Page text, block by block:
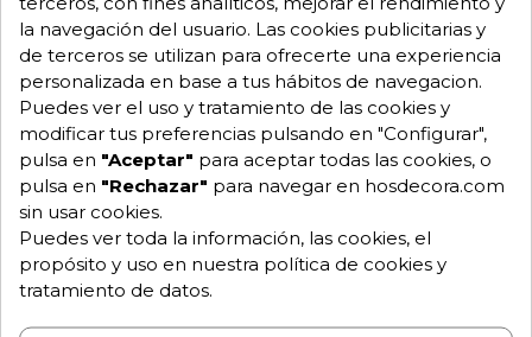
Mesa redonda plegable para
eventos Beethoven
De catering en restaurantes con estructura plegable.
Mes con estructura de acero pintado.
Sobre de polietileno de alta densidad, en color gris
claro.
Grosor del sobre: 50 mm.
la navegación del usuario. Las cookies publicitarias y
de terceros se utilizan para ofrecerte una experiencia
personalizada en base a tus hábitos de navegacion.
Puedes ver el uso y tratamiento de las cookies y
modificar tus preferencias pulsando en "Configurar",
pulsa en "Aceptar" para aceptar todas las cookies, o
pulsa en "Rechazar" para navegar en hosdecora.com
sin usar cookies.
Puedes ver toda la información, las cookies, el
propósito y uso en nuestra política de cookies y
tratamiento de datos.